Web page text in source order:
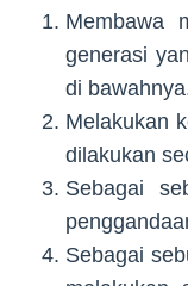
Membawa
generasi
di
Melakukan
dilakukan
Sebagai
Sebagai